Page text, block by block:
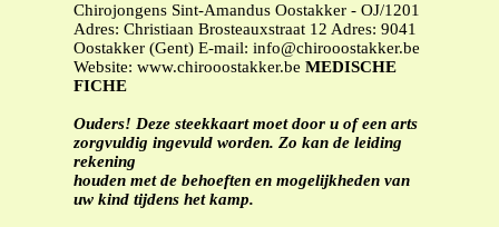
Chirojongens Sint-Amandus Oostakker - OJ/1201
Adres: Christiaan Brosteauxstraat 12 Adres: 9041
Oostakker (Gent) E-mail: info@chirooostakker.be
Website: www.chirooostakker.be MEDISCHE
FICHE
Ouders! Deze steekkaart moet door u of een arts
zorgvuldig ingevuld worden. Zo kan de leiding
rekening
houden met de behoeften en mogelijkheden van
uw kind tijdens het kamp.